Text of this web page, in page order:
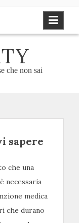
che non sai
sapere
che una
necessaria
medica
che durano